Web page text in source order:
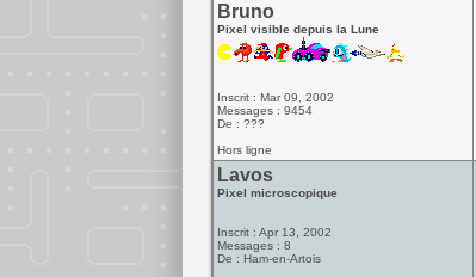
Bruno
Pixel visible depuis la Lune
Inscrit : Mar 09, 2002
Messages : 9454
De : ???
Hors ligne
Lavos
Pixel microscopique
Inscrit : Apr 13, 2002
Messages : 8
De : Ham-en-Artois